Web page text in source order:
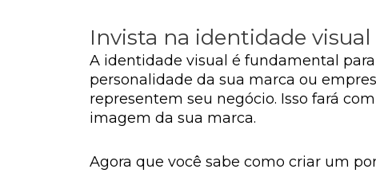
Invista na identidade visual
A identidade visual é fundamental
personalidade da sua marca ou
representem seu negócio. Isso fará
imagem da sua marca.
Agora que você sabe como criar um